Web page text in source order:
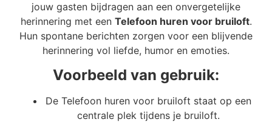
jouw gasten bijdragen aan een onvergetelijke
herinnering met een Telefoon huren voor bruiloft.
Hun spontane berichten zorgen voor een blijvende
herinnering vol liefde, humor en emoties.
Voorbeeld van gebruik:
De Telefoon huren voor bruiloft staat op een
centrale plek tijdens je bruiloft.